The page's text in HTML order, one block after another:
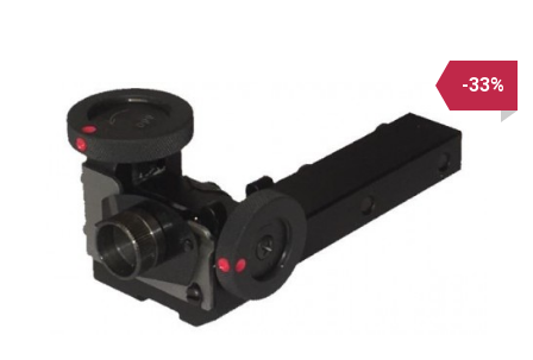
-33%